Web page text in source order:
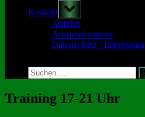
Kontakt
Toggle
sub-
menu
Anfahrt
Ansprechpartner
Datenschutz / Impressum
search
form
Suchen
nach:
Training 17-21 Uhr